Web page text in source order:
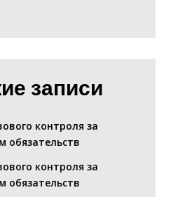
записи
контроля за
обязательств
контроля за
обязательств